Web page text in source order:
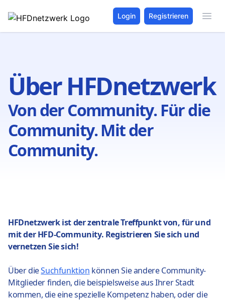
Login Registrieren
Über HFDnetzwerk
Von der Community. Für die
Community. Mit der
Community.
HFDnetzwerk ist der zentrale Treffpunkt von, für und
mit der HFD-Community. Registrieren Sie sich und
vernetzen Sie sich!
Über dieSuchfunktion können Sie andere Community-
Mitglieder finden, die beispielsweise aus Ihrer Stadt
kommen, die eine spezielle Kompetenz haben, oder die